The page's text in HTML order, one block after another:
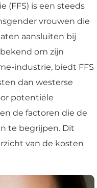
(FFS) is een steeds
vrouwen die
aansluiten bij
om zijn
industrie, biedt FFS
dan westerse
potentiële
de factoren die de
te begrijpen. Dit
van de kosten